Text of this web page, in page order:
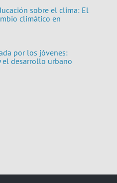
sobre el clima: El
climático en
por los jóvenes:
el desarrollo urbano